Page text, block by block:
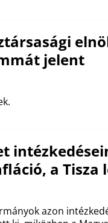
jelent
a Tisza
azon